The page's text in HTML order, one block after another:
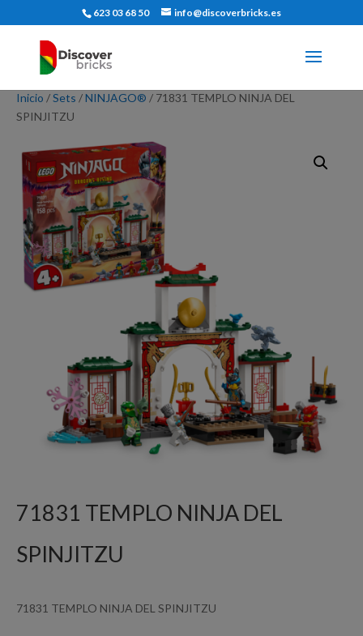
623 03 68 50 info@discoverbricks.es
Inicio /Sets /NINJAGO® / 71831 TEMPLO NINJA DEL
SPINJITZU
71831 TEMPLO NINJA DEL
SPINJITZU
71831 TEMPLO NINJA DEL SPINJITZU